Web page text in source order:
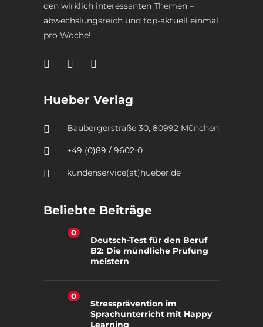
den wirklich interessanten Themen –
abwechslungsreich und top-aktuell einmal
pro Woche!
Hueber Verlag
Baubergerstraße 30, 80992 München
+49 (0)89 / 9602-0
kundenservice(at)hueber.de
Beliebte Beiträge
0
Deutsch-Test für den Beruf
B2: Die mündliche Prüfung
meistern
0
Stressprävention im
Sprachunterricht mit Happy
Learning